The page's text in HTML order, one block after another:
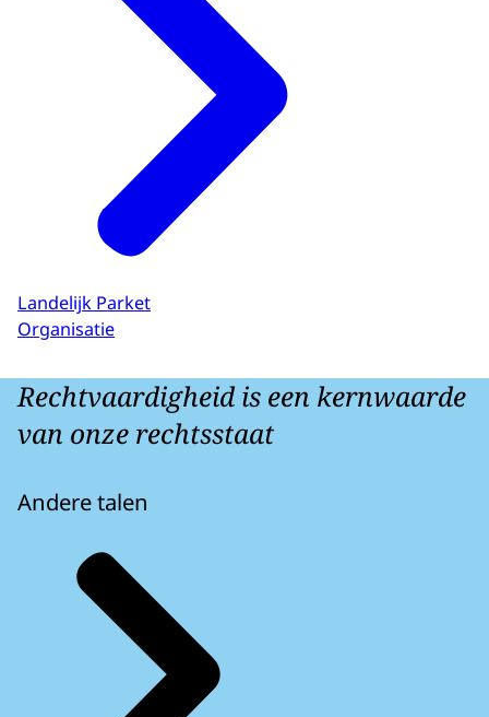
Landelijk Parket
Organisatie
Rechtvaardigheid is een kernwaarde
van onze rechtsstaat
Andere talen